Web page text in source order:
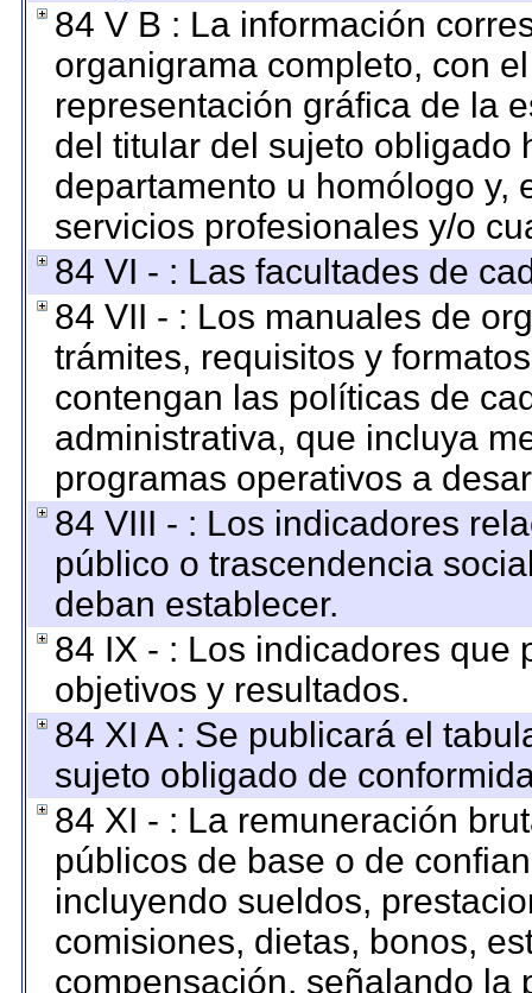
84 V B : La información
organigrama completo, con
representación gráfica de la
del titular del sujeto obligado
departamento u homólogo y,
servicios profesionales y/o
84 VI - : Las facultades de
84 VII - : Los manuales de
trámites, requisitos y
contengan las políticas de
administrativa, que incluya
programas operativos a
84 VIII - : Los indicadores
público o trascendencia
deban establecer.
84 IX - : Los indicadores que
objetivos y resultados.
84 XI A : Se publicará el
sujeto obligado de
84 XI - : La remuneración
públicos de base o de
incluyendo sueldos,
comisiones, dietas, bonos,
compensación, señalando la